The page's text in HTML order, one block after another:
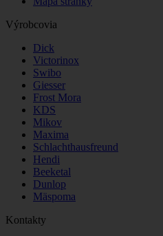
Výrobcovia
Dick
Victorinox
Swibo
Giesser
Frost Mora
KDS
Mikov
Maxima
Schlachthausfreund
Hendi
Beeketal
Dunlop
Mäspoma
Kontakty